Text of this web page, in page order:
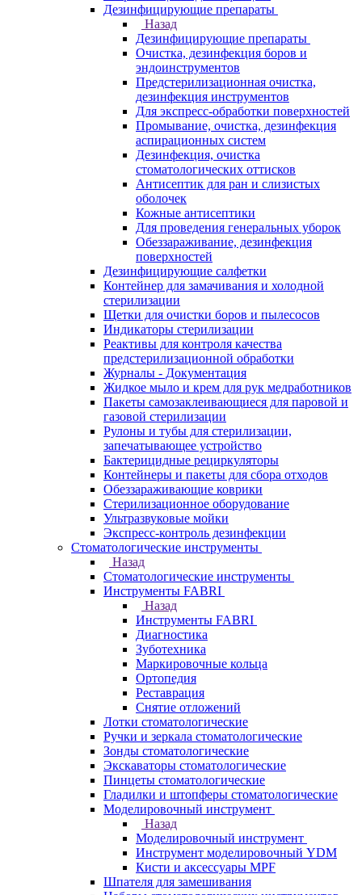
Дезинфицирующие препараты
Назад
Дезинфицирующие препараты
Очистка, дезинфекция боров и
эндоинструментов
Предстерилизационная очистка,
дезинфекция инструментов
Для экспресс-обработки поверхностей
Промывание, очистка, дезинфекция
аспирационных систем
Дезинфекция, очистка
стоматологических оттисков
Антисептик для ран и слизистых
оболочек
Кожные антисептики
Для проведения генеральных уборок
Обеззараживание, дезинфекция
поверхностей
Дезинфицирующие салфетки
Контейнер для замачивания и холодной
стерилизации
Щетки для очистки боров и пылесосов
Индикаторы стерилизации
Реактивы для контроля качества
предстерилизационной обработки
Журналы - Документация
Жидкое мыло и крем для рук медработников
Пакеты самозаклеивающиеся для паровой и
газовой стерилизации
Рулоны и тубы для стерилизации,
запечатывающее устройство
Бактерицидные рециркуляторы
Контейнеры и пакеты для сбора отходов
Обеззараживающие коврики
Стерилизационное оборудование
Ультразвуковые мойки
Экспресс-контроль дезинфекции
Стоматологические инструменты
Назад
Стоматологические инструменты
Инструменты FABRI
Назад
Инструменты FABRI
Диагностика
Зуботехника
Маркировочные кольца
Ортопедия
Реставрация
Снятие отложений
Лотки стоматологические
Ручки и зеркала стоматологические
Зонды стоматологические
Экскаваторы стоматологические
Пинцеты стоматологические
Гладилки и штопферы стоматологические
Моделировочный инструмент
Назад
Моделировочный инструмент
Инструмент моделировочный YDM
Кисти и аксессуары MPF
Шпателя для замешивания